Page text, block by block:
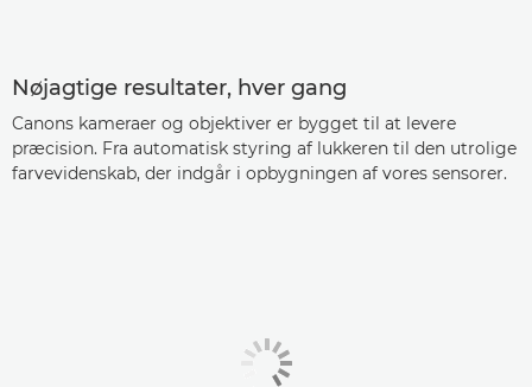
Nøjagtige resultater, hver gang
Canons kameraer og objektiver er bygget til at levere
præcision. Fra automatisk styring af lukkeren til den utrolige
farvevidenskab, der indgår i opbygningen af vores sensorer.